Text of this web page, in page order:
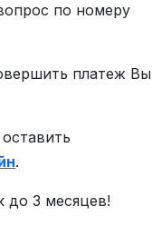
по номеру
платеж Вы
.
до 3 месяцев!